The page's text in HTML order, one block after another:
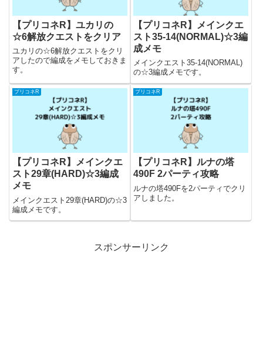
【プリコネR】ユカリの
☆6解放クエストをクリア
ユカリの☆6解放クエストをクリ
アしたので編成をメモしておきま
す。
【プリコネR】メインクエ
スト35-14(NORMAL)☆3編
成メモ
メインクエスト35-14(NORMAL)
の☆3編成メモです。
プリコネR
【プリコネR】メインクエ
スト29章(HARD)☆3編成
メモ
メインクエスト29章(HARD)の☆3
編成メモです。
プリコネR
【プリコネR】ルナの塔
490F 2パーティ攻略
ルナの塔490Fを2パーティでクリ
アしました。
スポンサーリンク